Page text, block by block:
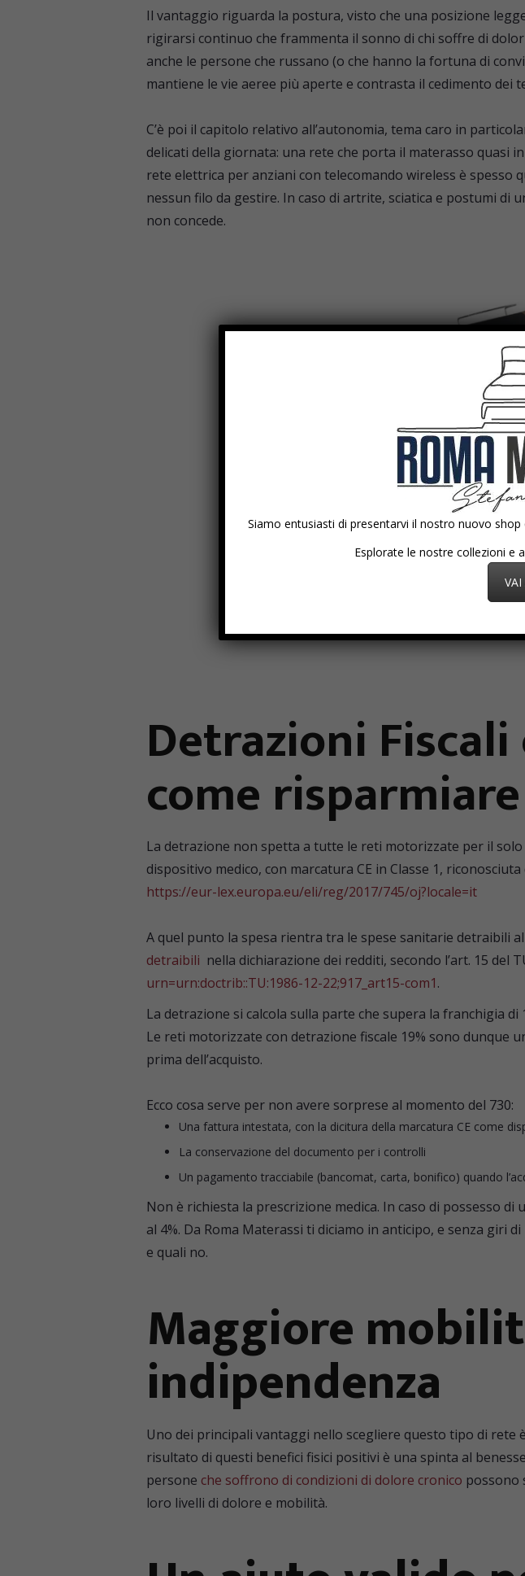
Il vantaggio riguarda la postura, visto che una posizione
rigirarsi continuo che frammenta il sonno di chi soffre di
anche le persone che russano (o che hanno la fortuna di
mantiene le vie aeree più aperte e contrasta il cedimento
C’è poi il capitolo relativo all’autonomia, tema caro in
delicati della giornata: una rete che porta il materasso quasi
rete elettrica per anziani con telecomando wireless è
nessun filo da gestire. In caso di artrite, sciatica e postumi
non concede.
Detrazioni
come
La detrazione non spetta a tutte le reti motorizzate per il
dispositivo medico, con marcatura CE in Classe 1,
https://eur-lex.europa.eu/eli/reg/2017/745/oj?locale=it
A quel punto la spesa rientra tra le spese sanitarie detraibili al
detraibili nella dichiarazione dei redditi, secondo l’art. 15 del
urn=urn:doctrib::TU:1986-12-22;917_art15-com1.
La detrazione si calcola sulla parte che supera la franchigia
Le reti motorizzate con detrazione fiscale 19% sono dunque
prima dell’acquisto.
Ecco cosa serve per non avere sorprese al momento del 730:
Una fattura intestata, con la dicitura della marcatura CE come
La conservazione del documento per i controlli
Un pagamento tracciabile (bancomat, carta, bonifico) quando
Non è richiesta la prescrizione medica. In caso di possesso
al 4%. Da Roma Materassi ti diciamo in anticipo, e senza giri
e quali no.
Maggiore
indipendenza
Uno dei principali vantaggi nello scegliere questo tipo di rete
risultato di questi benefici fisici positivi è una spinta al
persone che soffrono di condizioni di dolore cronico possono
loro livelli di dolore e mobilità.
Siamo entusiasti di presentarvi il nostro nuovo
Esplorate le nostre collezioni e